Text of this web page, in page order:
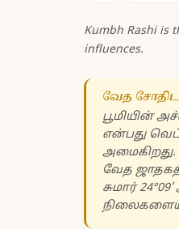
Kumbh Rashi is
influences.
வேத
பூமியின்
என்பது
அமைகிறது.
வேத
சுமார்